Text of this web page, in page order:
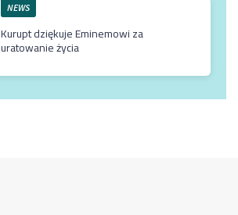
NEWS
Kurupt dziękuje Eminemowi za
uratowanie życia